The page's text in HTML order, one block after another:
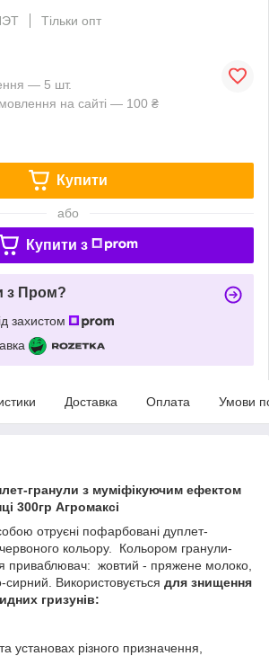
Тільки опт
— 5 шт.
на сайті — 100 ₴
Купити
або
Купити з
з Пром?
захистом
Доставка Оплата Умови
гранули з муміфікуючим ефектом
300гр Агромаксі
отруєні пофарбовані дуплет-
кольору. Кольором гранули-
приваблювач: жовтий - пряжене молоко,
Використовується для знищення
гризунів:
установах різного призначення,